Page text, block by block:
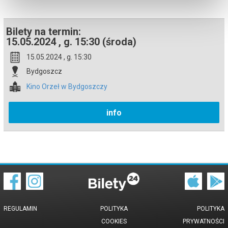
Bilety na termin:
15.05.2024 , g. 15:30 (środa)
15.05.2024 , g. 15:30
Bydgoszcz
Kino Orzeł w Bydgoszczy
info
REGULAMIN
POLITYKA
PRYWATNOŚCI
POLITYKA
COOKIES